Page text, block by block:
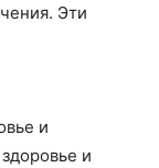
Эти
и
и